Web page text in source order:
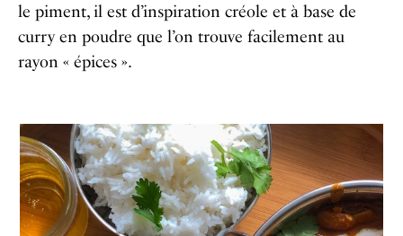
le piment, il est d’inspiration créole et à base de
curry en poudre que l’on trouve facilement au
rayon « épices ».